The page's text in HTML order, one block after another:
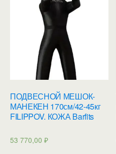
ПОДВЕСНОЙ МЕШОК-
МАНЕКЕН 170см/42-45кг
FILIPPOV. КОЖА Barfits
53 770,00 ₽